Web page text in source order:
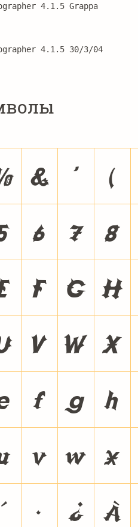
4.1.5 Grappa
4.1.5 30/3/04
& ' (
6 7 8
F G H
V W X
f g h
v w x
´ · ¿ À